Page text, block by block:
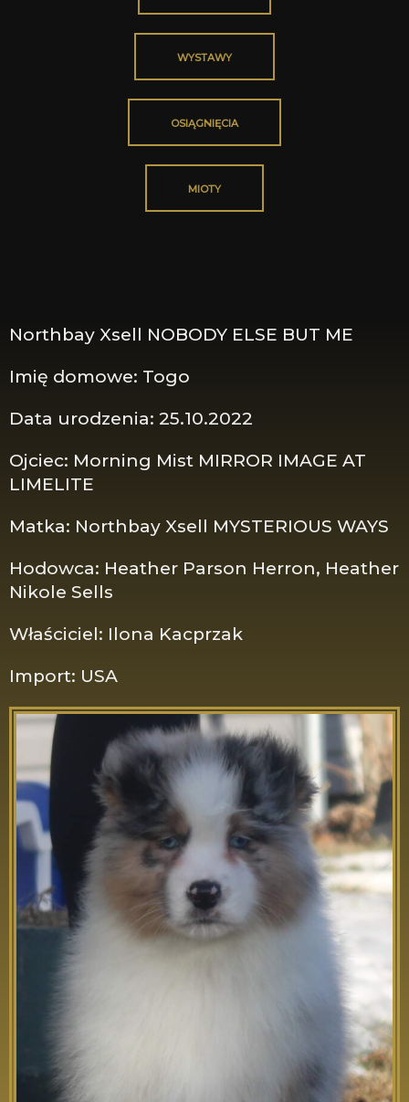
WYSTAWY
OSIĄGNIĘCIA
MIOTY
Northbay Xsell NOBODY ELSE BUT ME
Imię domowe: Togo
Data urodzenia: 25.10.2022
Ojciec: Morning Mist MIRROR IMAGE AT
LIMELITE
Matka: Northbay Xsell MYSTERIOUS WAYS
Hodowca: Heather Parson Herron, Heather
Nikole Sells
Właściciel: Ilona Kacprzak
Import: USA